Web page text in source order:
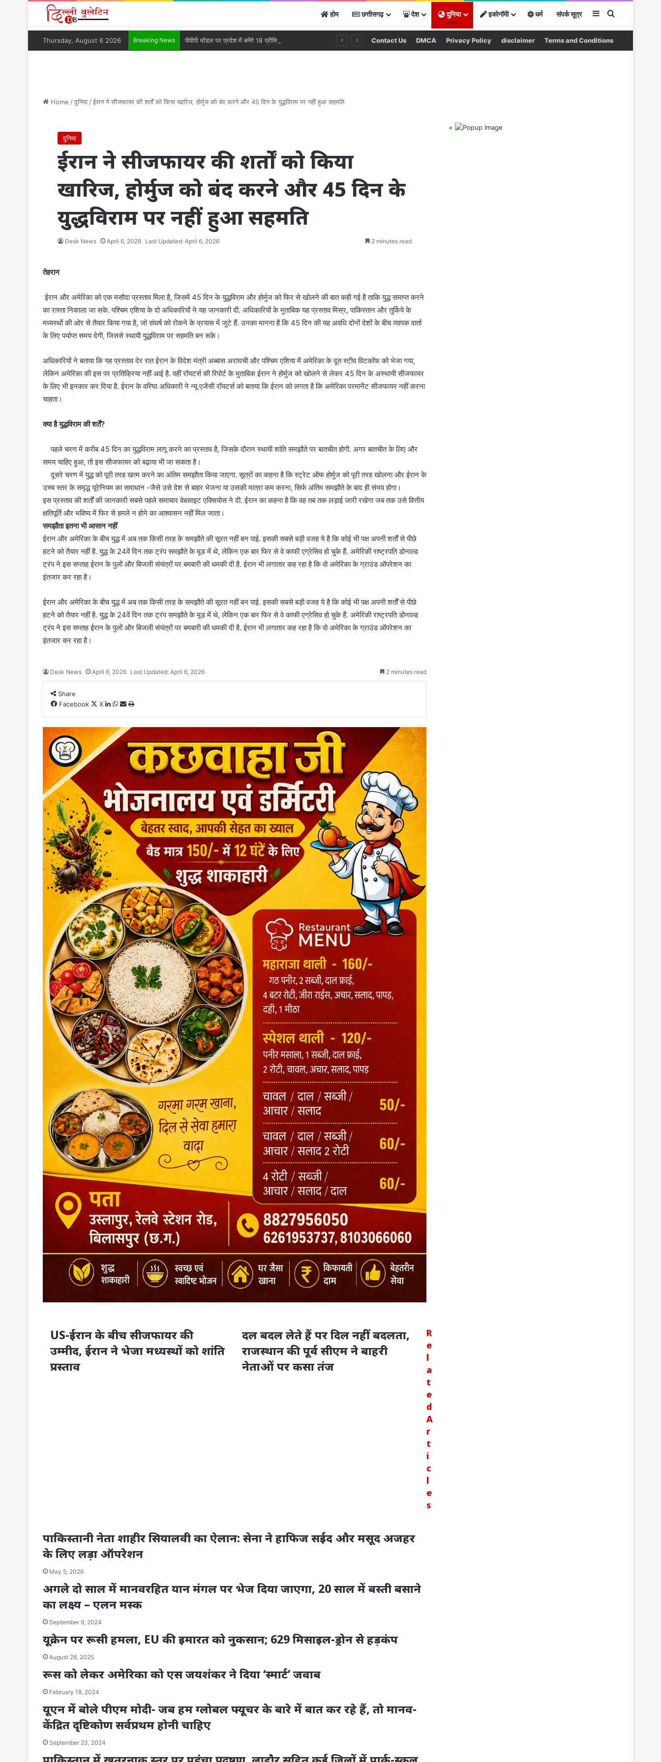
होम छत्तीसगढ़ देश दुनिया इकोनॉमी धर्म संपर्क सूत्र SidebarSearch for
Thursday, August 6 2026 Breaking News Contact Us DMCA Privacy Policy disclaimer Terms and Conditions
Home /दुनिया /ईरान ने सीजफायर की शर्तों को किया खारिज, होर्मुज को बंद करने और 45 दिन के युद्धविराम पर नहीं हुआ सहमति
दुनिया
ईरान ने सीजफायर की शर्तों को किया
खारिज, होर्मुज को बंद करने और 45 दिन के
युद्धविराम पर नहीं हुआ सहमति
Desk News April 6, 2026 Last Updated: April 6, 2026 2 minutes read
तेहरान
ईरान और अमेरिका को एक मसौदा प्रस्ताव मिला है, जिसमें 45 दिन के युद्धविराम और होर्मुज को फिर से खोलने की बात कही गई है ताकि युद्ध समाप्त करने
का रास्ता निकाला जा सके. पश्चिम एशिया के दो अधिकारियों ने यह जानकारी दी. अधिकारियों के मुताबिक यह प्रस्ताव मिस्र, पाकिस्तान और तुर्किये के
मध्यस्थों की ओर से तैयार किया गया है, जो संघर्ष को रोकने के प्रयास में जुटे हैं. उनका मानना है कि 45 दिन की यह अवधि दोनों देशों के बीच व्यापक वार्ता
के लिए पर्याप्त समय देगी, जिससे स्थायी युद्धविराम पर सहमति बन सके।
अधिकारियों ने बताया कि यह प्रस्ताव देर रात ईरान के विदेश मंत्री अब्बास अराघची और पश्चिम एशिया में अमेरिका के दूत स्टीव विटकॉफ को भेजा गया,
लेकिन अमेरिका की इस पर प्रतिक्रिया नहीं आई है. वहीं रॉयटर्स की रिपोर्ट के मुताबिक ईरान ने होर्मुज को खोलने से लेकर 45 दिन के अस्थायी सीजफायर
के लिए भी इनकार कर दिया है. ईरान के वरिष्ठ अधिकारी ने न्यू एजेंसी रॉयटर्स को बताया कि ईरान को लगता है कि अमेरिका परमानेंट सीजफायर नहीं करना
चाहता।
क्या है युद्धविराम की शर्तें?
पहले चरण में करीब 45 दिन का युद्धविराम लागू करने का प्रस्ताव है, जिसके दौरान स्थायी शांति समझौते पर बातचीत होगी. अगर बातचीत के लिए और
समय चाहिए हुआ, तो इस सीजफायर को बढ़ाया भी जा सकता है।
दूसरे चरण में युद्ध को पूरी तरह खत्म करने का अंतिम समझौता किया जाएगा. सूत्रों का कहना है कि स्ट्रेट ऑफ होर्मुज को पूरी तरह खोलना और ईरान के
उच्च स्तर के समृद्ध यूरेनियम का समाधान -जैसे उसे देश से बाहर भेजना या उसकी मात्रा कम करना, सिर्फ अंतिम समझौते के बाद ही संभव होगा।
इस प्रस्ताव की शर्तों की जानकारी सबसे पहले समाचार वेबसाइट एक्सियोस ने दी. ईरान का कहना है कि वह तब तक लड़ाई जारी रखेगा जब तक उसे वित्तीय
क्षतिपूर्ति और भविष्य में फिर से हमले न होने का आश्वासन नहीं मिल जाता।
समझौता इतना भी आसान नहीं
ईरान और अमेरिका के बीच युद्ध में अब तक किसी तरह के समझौते की सूरत नहीं बन पाई. इसकी सबसे बड़ी वजह ये है कि कोई भी पक्ष अपनी शर्तों से पीछे
हटने को तैयार नहीं है. युद्ध के 24वें दिन तक ट्रंप समझौते के मूड में थे, लेकिन एक बार फिर से वे काफी एग्रेसिव हो चुके हैं. अमेरिकी राष्ट्रपति डोनाल्ड
ट्रंप ने इस सप्ताह ईरान के पुलों और बिजली संयंत्रों पर बमबारी की धमकी दी है. ईरान भी लगातार कह रहा है कि वो अमेरिका के ग्राउंड ऑपरेशन का
इंतजार कर रहा है।
ईरान और अमेरिका के बीच युद्ध में अब तक किसी तरह के समझौते की सूरत नहीं बन पाई. इसकी सबसे बड़ी वजह ये है कि कोई भी पक्ष अपनी शर्तों से पीछे
हटने को तैयार नहीं है. युद्ध के 24वें दिन तक ट्रंप समझौते के मूड में थे, लेकिन एक बार फिर से वे काफी एग्रेसिव हो चुके हैं. अमेरिकी राष्ट्रपति डोनाल्ड
ट्रंप ने इस सप्ताह ईरान के पुलों और बिजली संयंत्रों पर बमबारी की धमकी दी है. ईरान भी लगातार कह रहा है कि वो अमेरिका के ग्राउंड ऑपरेशन का
इंतजार कर रहा है।
Desk News April 6, 2026 Last Updated: April 6, 2026 2 minutes read
Share
Facebook
X LinkedIn
WhatsApp
Share
Print
US-ईरान के बीच सीजफायर की
उम्मीद, ईरान ने भेजा मध्यस्थों को शांति
प्रस्ताव
दल बदल लेते हैं पर दिल नहीं बदलता,
राजस्थान की पूर्व सीएम ने बाहरी
नेताओं पर कसा तंज
R
e
l
a
t
e
d
A
r
t
i
c
l
e
s
पाकिस्तानी नेता शाहीर सियालवी का ऐलान: सेना ने हाफिज सईद और मसूद अजहर
के लिए लड़ा ऑपरेशन
May 5, 2026
अगले दो साल में मानवरहित यान मंगल पर भेज दिया जाएगा, 20 साल में बस्ती बसाने
का लक्ष्य – एलन मस्क
September 9, 2024
यूक्रेन पर रूसी हमला, EU की इमारत को नुकसान; 629 मिसाइल-ड्रोन से हड़कंप
August 28, 2025
रूस को लेकर अमेरिका को एस जयशंकर ने दिया ‘स्मार्ट’ जवाब
February 18, 2024
यूएन में बोले पीएम मोदी- जब हम ग्लोबल फ्यूचर के बारे में बात कर रहे हैं, तो मानव-
केंद्रित दृष्टिकोण सर्वप्रथम होनी चाहिए
September 23, 2024
×